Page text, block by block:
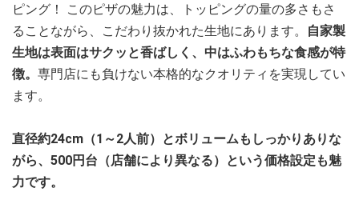
ピング！ このピザの魅力は、トッピングの量の多さもさ
ることながら、こだわり抜かれた生地にあります。
自家製
生地は表面はサクッと香ばしく、中はふわもちな食感が特
徴。 専門店にも負けない本格的なクオリティを実現してい
ます。
直径約24cm（1～2人前）とボリュームもしっかりありな
がら、500円台（店舗により異なる）という価格設定も魅
力です。